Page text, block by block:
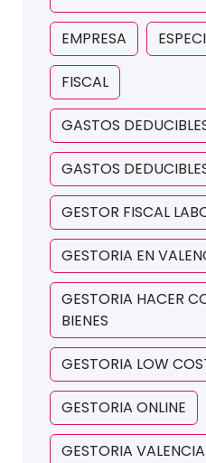
EMPRESA
FISCAL
GASTOS
GASTOS
GESTOR FISCAL
GESTORIA EN
GESTORIA HACER
BIENES
GESTORIA LOW
GESTORIA ONLINE
GESTORIA VALENCIA